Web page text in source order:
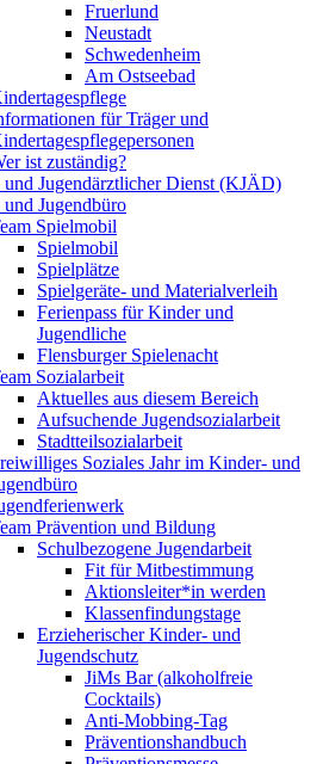
Fruerlund
Neustadt
Schwedenheim
Am Ostseebad
für Träger und
ist zuständig?
Jugendärztlicher Dienst (KJÄD)
Jugendbüro
Spielmobil
Spielmobil
Spielplätze
Spielgeräte- und Materialverleih
Ferienpass für Kinder und
Jugendliche
Flensburger Spielenacht
Sozialarbeit
Aktuelles aus diesem Bereich
Aufsuchende Jugendsozialarbeit
Stadtteilsozialarbeit
Soziales Jahr im Kinder- und
Prävention und Bildung
Schulbezogene Jugendarbeit
Fit für Mitbestimmung
Aktionsleiter*in werden
Klassenfindungstage
Erzieherischer Kinder- und
Jugendschutz
JiMs Bar (alkoholfreie
Cocktails)
Anti-Mobbing-Tag
Präventionshandbuch